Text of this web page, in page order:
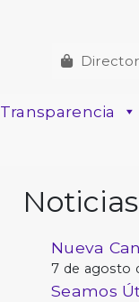
Transparencia
Nueva
7 de agosto
Seamos